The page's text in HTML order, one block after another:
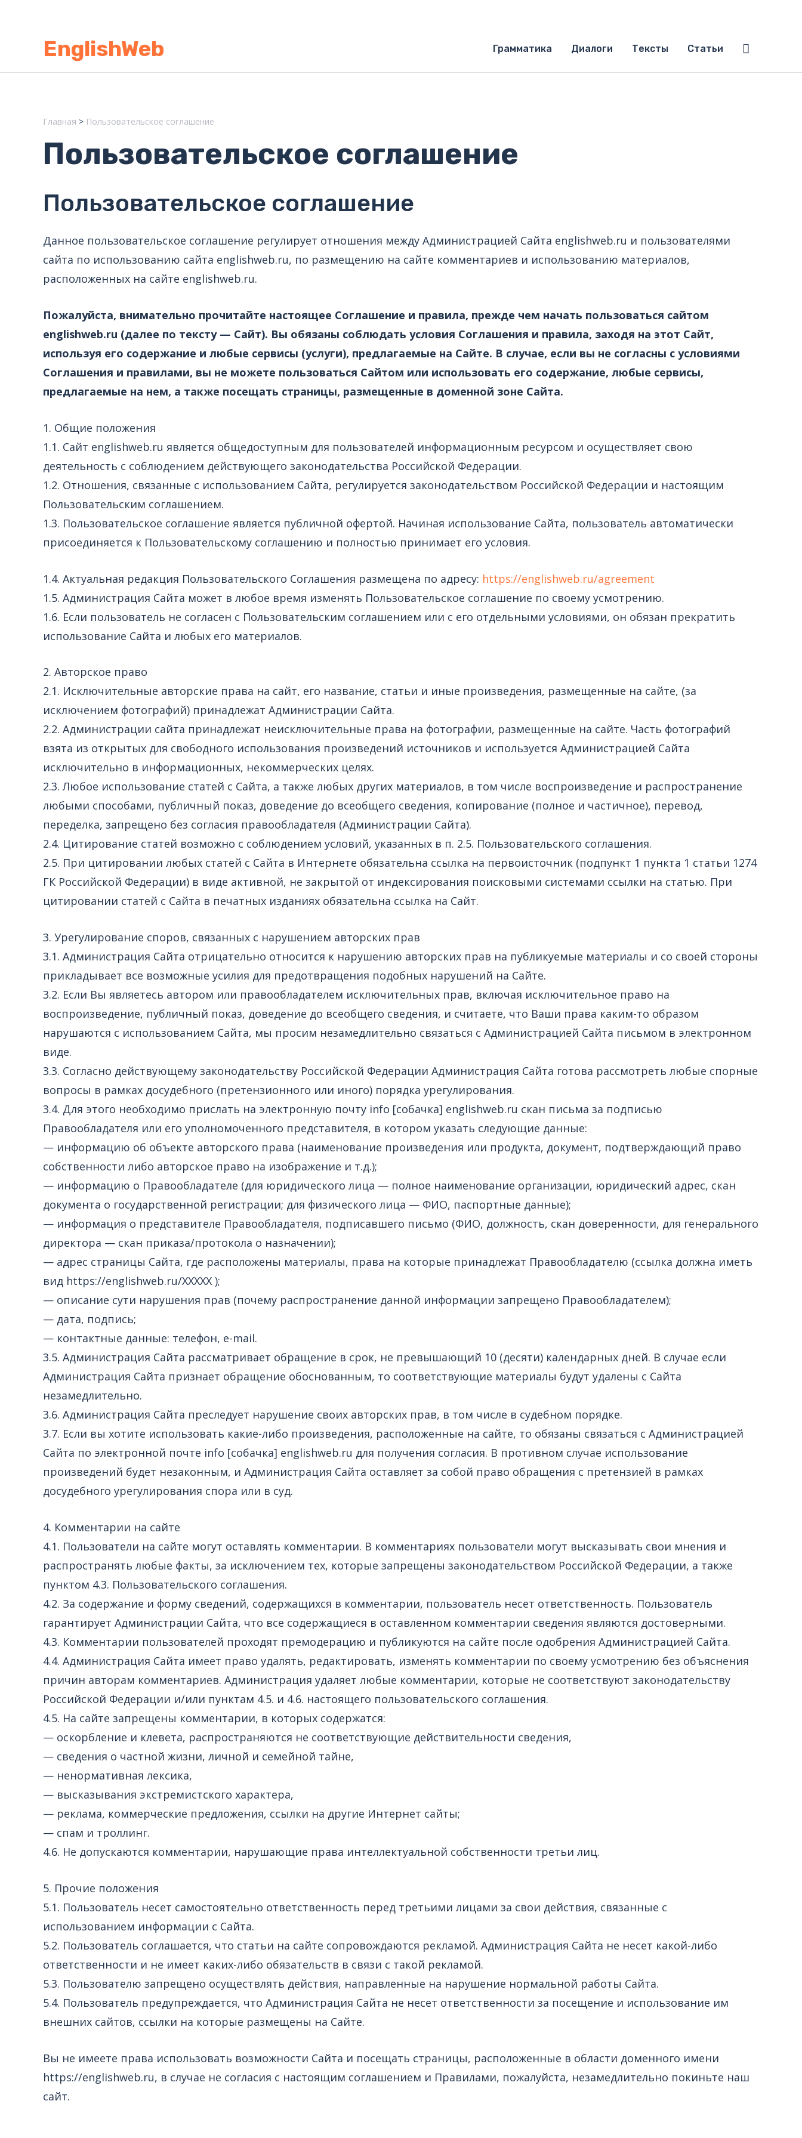
содержимомуEnglishWeb Грамматика Диалоги Тексты Статьи Поиск
Главная Пользовательское соглашение
Пользовательское соглашение
Пользовательское соглашение
Данное пользовательское соглашение регулирует отношения между Администрацией Сайта englishweb.ru и пользователями
сайта по использованию сайта englishweb.ru, по размещению на сайте комментариев и использованию материалов,
расположенных на сайте englishweb.ru.
Пожалуйста, внимательно прочитайте настоящее Соглашение и правила, прежде чем начать пользоваться сайтом
englishweb.ru (далее по тексту — Сайт). Вы обязаны соблюдать условия Соглашения и правила, заходя на этот Сайт,
используя его содержание и любые сервисы (услуги), предлагаемые на Сайте. В случае, если вы не согласны с условиями
Соглашения и правилами, вы не можете пользоваться Сайтом или использовать его содержание, любые сервисы,
предлагаемые на нем, а также посещать страницы, размещенные в доменной зоне Сайта.
1. Общие положения
1.1. Сайт englishweb.ru является общедоступным для пользователей информационным ресурсом и осуществляет свою
деятельность с соблюдением действующего законодательства Российской Федерации.
1.2. Отношения, связанные с использованием Сайта, регулируется законодательством Российской Федерации и настоящим
Пользовательским соглашением.
1.3. Пользовательское соглашение является публичной офертой. Начиная использование Сайта, пользователь автоматически
присоединяется к Пользовательскому соглашению и полностью принимает его условия.
1.4. Актуальная редакция Пользовательского Соглашения размещена по адресу: https://englishweb.ru/agreement
1.5. Администрация Сайта может в любое время изменять Пользовательское соглашение по своему усмотрению.
1.6. Если пользователь не согласен с Пользовательским соглашением или с его отдельными условиями, он обязан прекратить
использование Сайта и любых его материалов.
2. Авторское право
2.1. Исключительные авторские права на сайт, его название, статьи и иные произведения, размещенные на сайте, (за
исключением фотографий) принадлежат Администрации Сайта.
2.2. Администрации сайта принадлежат неисключительные права на фотографии, размещенные на сайте. Часть фотографий
взята из открытых для свободного использования произведений источников и используется Администрацией Сайта
исключительно в информационных, некоммерческих целях.
2.3. Любое использование статей с Сайта, а также любых других материалов, в том числе воспроизведение и распространение
любыми способами, публичный показ, доведение до всеобщего сведения, копирование (полное и частичное), перевод,
переделка, запрещено без согласия правообладателя (Администрации Сайта).
2.4. Цитирование статей возможно с соблюдением условий, указанных в п. 2.5. Пользовательского соглашения.
2.5. При цитировании любых статей с Сайта в Интернете обязательна ссылка на первоисточник (подпункт 1 пункта 1 статьи 1274
ГК Российской Федерации) в виде активной, не закрытой от индексирования поисковыми системами ссылки на статью. При
цитировании статей с Сайта в печатных изданиях обязательна ссылка на Сайт.
3. Урегулирование споров, связанных с нарушением авторских прав
3.1. Администрация Сайта отрицательно относится к нарушению авторских прав на публикуемые материалы и со своей стороны
прикладывает все возможные усилия для предотвращения подобных нарушений на Сайте.
3.2. Если Вы являетесь автором или правообладателем исключительных прав, включая исключительное право на
воспроизведение, публичный показ, доведение до всеобщего сведения, и считаете, что Ваши права каким-то образом
нарушаются с использованием Сайта, мы просим незамедлительно связаться с Администрацией Сайта письмом в электронном
виде.
3.3. Согласно действующему законодательству Российской Федерации Администрация Сайта готова рассмотреть любые спорные
вопросы в рамках досудебного (претензионного или иного) порядка урегулирования.
3.4. Для этого необходимо прислать на электронную почту info [cобaчка] englishweb.ru скан письма за подписью
Правообладателя или его уполномоченного представителя, в котором указать следующие данные:
— информацию об объекте авторского права (наименование произведения или продукта, документ, подтверждающий право
собственности либо авторское право на изображение и т.д.);
— информацию о Правообладателе (для юридического лица — полное наименование организации, юридический адрес, скан
документа о государственной регистрации; для физического лица — ФИО, паспортные данные);
— информация о представителе Правообладателя, подписавшего письмо (ФИО, должность, скан доверенности, для генерального
директора — скан приказа/протокола о назначении);
— адрес страницы Сайта, где расположены материалы, права на которые принадлежат Правообладателю (ссылка должна иметь
вид https://englishweb.ru/XXXXX );
— описание сути нарушения прав (почему распространение данной информации запрещено Правообладателем);
— дата, подпись;
— контактные данные: телефон, e-mail.
3.5. Администрация Сайта рассматривает обращение в срок, не превышающий 10 (десяти) календарных дней. В случае если
Администрация Сайта признает обращение обоснованным, то соответствующие материалы будут удалены с Сайта
незамедлительно.
3.6. Администрация Сайта преследует нарушение своих авторских прав, в том числе в судебном порядке.
3.7. Если вы хотите использовать какие-либо произведения, расположенные на сайте, то обязаны связаться с Администрацией
Сайта по электронной почте info [cобaчка] englishweb.ru для получения согласия. В противном случае использование
произведений будет незаконным, и Администрация Сайта оставляет за собой право обращения с претензией в рамках
досудебного урегулирования спора или в суд.
4. Комментарии на сайте
4.1. Пользователи на сайте могут оставлять комментарии. В комментариях пользователи могут высказывать свои мнения и
распространять любые факты, за исключением тех, которые запрещены законодательством Российской Федерации, а также
пунктом 4.3. Пользовательского соглашения.
4.2. За содержание и форму сведений, содержащихся в комментарии, пользователь несет ответственность. Пользователь
гарантирует Администрации Сайта, что все содержащиеся в оставленном комментарии сведения являются достоверными.
4.3. Комментарии пользователей проходят премодерацию и публикуются на сайте после одобрения Администрацией Сайта.
4.4. Администрация Сайта имеет право удалять, редактировать, изменять комментарии по своему усмотрению без объяснения
причин авторам комментариев. Администрация удаляет любые комментарии, которые не соответствуют законодательству
Российской Федерации и/или пунктам 4.5. и 4.6. настоящего пользовательского соглашения.
4.5. На сайте запрещены комментарии, в которых содержатся:
— оскорбление и клевета, распространяются не соответствующие действительности сведения,
— сведения о частной жизни, личной и семейной тайне,
— ненормативная лексика,
— высказывания экстремистского характера,
— реклама, коммерческие предложения, ссылки на другие Интернет сайты;
— спам и троллинг.
4.6. Не допускаются комментарии, нарушающие права интеллектуальной собственности третьи лиц.
5. Прочие положения
5.1. Пользователь несет самостоятельно ответственность перед третьими лицами за свои действия, связанные с
использованием информации с Сайта.
5.2. Пользователь соглашается, что статьи на сайте сопровождаются рекламой. Администрация Сайта не несет какой-либо
ответственности и не имеет каких-либо обязательств в связи с такой рекламой.
5.3. Пользователю запрещено осуществлять действия, направленные на нарушение нормальной работы Сайта.
5.4. Пользователь предупреждается, что Администрация Сайта не несет ответственности за посещение и использование им
внешних сайтов, ссылки на которые размещены на Сайте.
Вы не имеете права использовать возможности Сайта и посещать страницы, расположенные в области доменного имени
https://englishweb.ru, в случае не согласия с настоящим соглашением и Правилами, пожалуйста, незамедлительно покиньте наш
сайт.